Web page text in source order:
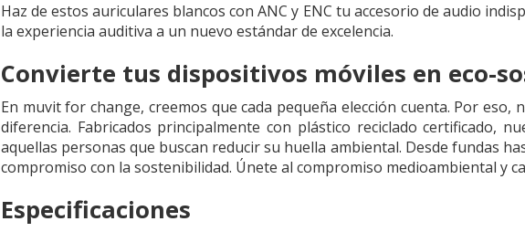
Haz de estos auriculares blancos con ANC y ENC tu accesorio de audio
la experiencia auditiva a un nuevo estándar de excelencia.
Convierte tus dispositivos móviles en eco-
En muvit for change, creemos que cada pequeña elección cuenta. Por
diferencia. Fabricados principalmente con plástico reciclado certificado,
aquellas personas que buscan reducir su huella ambiental. Desde fundas
compromiso con la sostenibilidad. Únete al compromiso medioambiental y
Especificaciones